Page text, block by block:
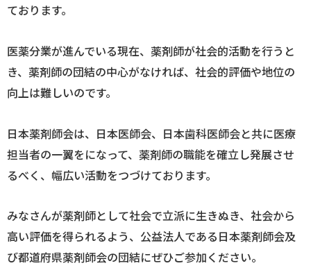
ております。
医薬分業が進んでいる現在、薬剤師が社会的活動を行うと
き、薬剤師の団結の中心がなければ、社会的評価や地位の
向上は難しいのです。
日本薬剤師会は、日本医師会、日本歯科医師会と共に医療
担当者の一翼をになって、薬剤師の職能を確立し発展させ
るべく、幅広い活動をつづけております。
みなさんが薬剤師として社会で立派に生きぬき、社会から
高い評価を得られるよう、公益法人である日本薬剤師会及
び都道府県薬剤師会の団結にぜひご参加ください。